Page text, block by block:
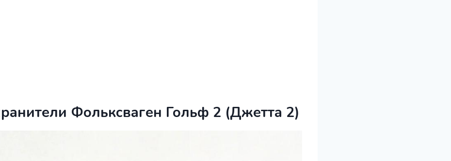
Фольксваген Гольф 2 (Джетта 2)